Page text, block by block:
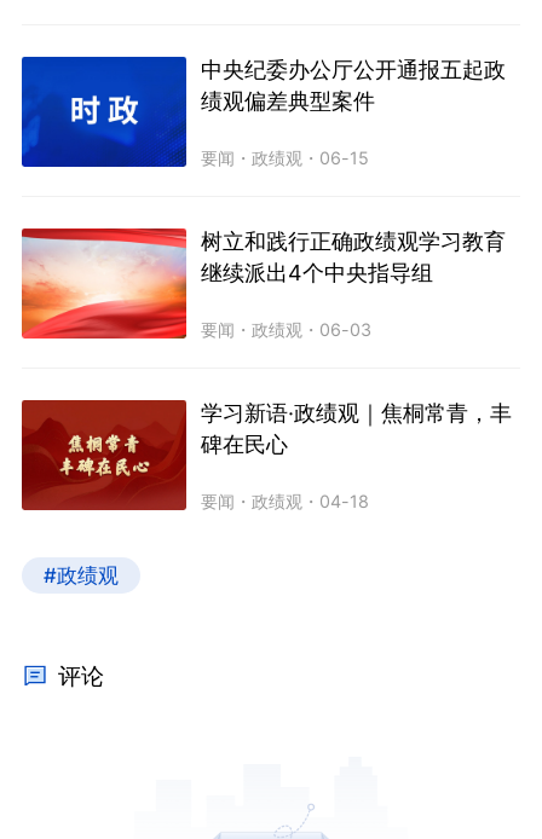
中央纪委办公厅公开通报五起政
绩观偏差典型案件
要闻 ・政绩观 ・ 06-15
树立和践行正确政绩观学习教育
继续派出4个中央指导组
要闻 ・政绩观 ・ 06-03
学习新语·政绩观｜焦桐常青，丰
碑在民心
要闻 ・政绩观 ・ 04-18
#政绩观
评论